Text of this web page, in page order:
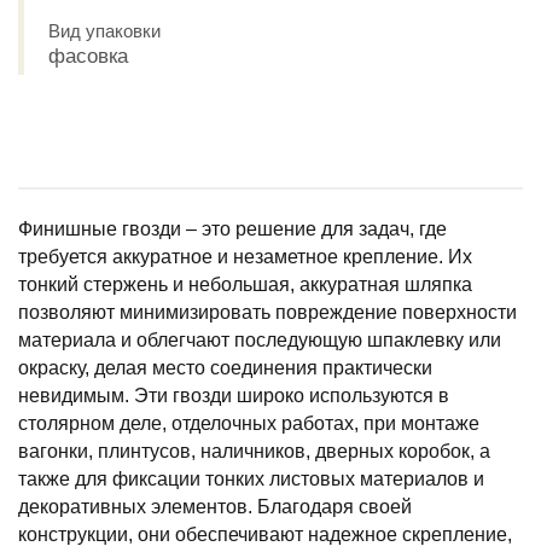
Вид упаковки
фасовка
Финишные гвозди – это решение для задач, где
требуется аккуратное и незаметное крепление. Их
тонкий стержень и небольшая, аккуратная шляпка
позволяют минимизировать повреждение поверхности
материала и облегчают последующую шпаклевку или
окраску, делая место соединения практически
невидимым. Эти гвозди широко используются в
столярном деле, отделочных работах, при монтаже
вагонки, плинтусов, наличников, дверных коробок, а
также для фиксации тонких листовых материалов и
декоративных элементов. Благодаря своей
конструкции, они обеспечивают надежное скрепление,